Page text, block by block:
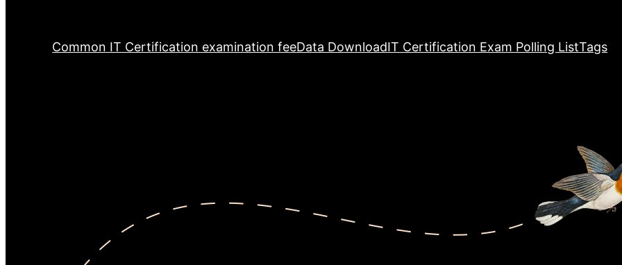
Common IT Certification examination feeData DownloadIT Certification Exam Polling ListTags